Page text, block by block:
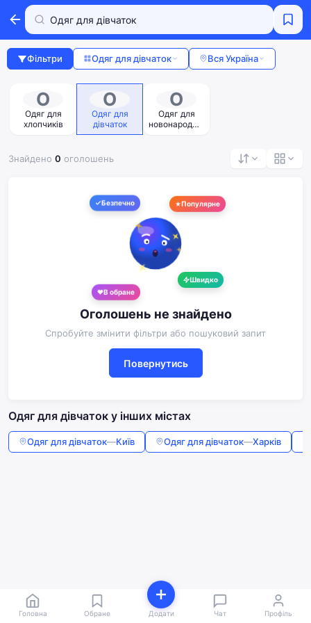
Фільтри Одяг для дівчаток Вся Україна
О
Одяг для
хлопчиків
О
Одяг для
дівчаток
О
Одяг для
новонародже
Знайдено 0 оголошень
Безпечно Популярне
Швидко
В обране
Оголошень не знайдено
Спробуйте змінити фільтри або пошуковий запит
Повернутись
Одяг для дівчаток у інших містах
Одяг для дівчаток—Київ Одяг для дівчаток—Харків
Головна Обране Додати Чат Профіль